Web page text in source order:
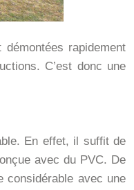
rapidement
C’est donc une
En effet, il suffit de
avec du PVC. De
considérable avec une